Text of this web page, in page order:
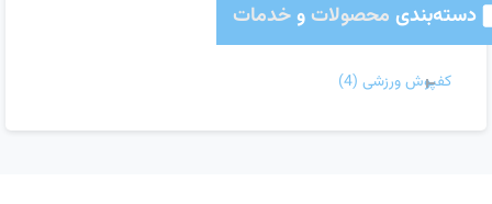
دسته‌بندی محصولاتوخدمات
کفپوش ورزشی (4)